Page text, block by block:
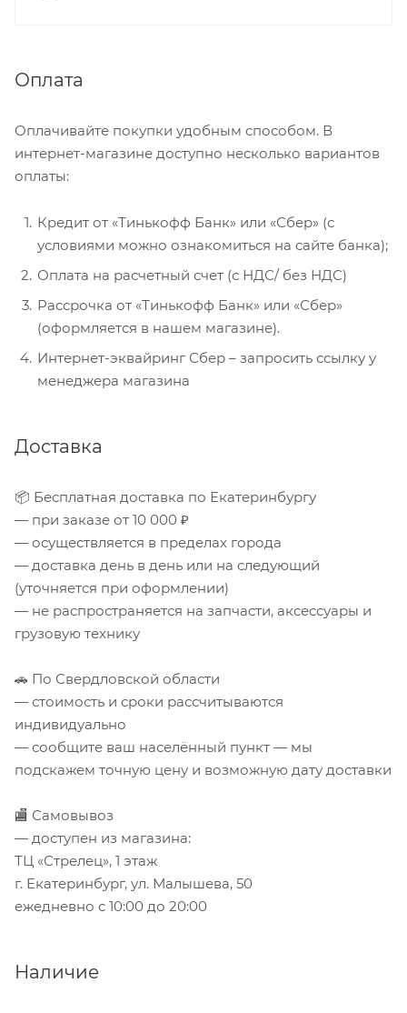
Оплата
Оплачивайте покупки удобным способом. В
интернет-магазине доступно несколько вариантов
оплаты:
Кредит от «Тинькофф Банк» или «Сбер» (с
условиями можно ознакомиться на сайте банка);
Оплата на расчетный счет (с НДС/ без НДС)
Рассрочка от «Тинькофф Банк» или «Сбер»
(оформляется в нашем магазине).
Интернет-эквайринг Сбер – запросить ссылку у
менеджера магазина
Доставка
📦 Бесплатная доставка по Екатеринбургу
— при заказе от 10 000 ₽
— осуществляется в пределах города
— доставка день в день или на следующий
(уточняется при оформлении)
— не распространяется на запчасти, аксессуары и
грузовую технику
🚗 По Свердловской области
— стоимость и сроки рассчитываются
индивидуально
— сообщите ваш населённый пункт — мы
подскажем точную цену и возможную дату доставки
🏬 Самовывоз
— доступен из магазина:
ТЦ «Стрелец», 1 этаж
г. Екатеринбург, ул. Малышева, 50
ежедневно с 10:00 до 20:00
Наличие